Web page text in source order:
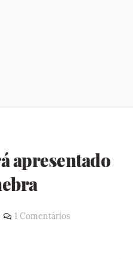
apresentado
1 Comentários